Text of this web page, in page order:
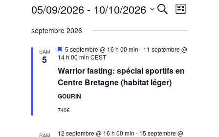
Recherche
navigation
de
Recherche
de
vues
Liste
05/09/2026 - 10/10/2026
une
septembre 2026
SAM
5
Mis
en
5 septembre @ 16 h 00 min - 11 septembre @
14 h 00 min CEST
Warrior fasting: spécial sportifs en
Centre Bretagne (habitat léger)
GOURIN
740€
SAM 12 septembre @ 16 h 00 min - 15 septembre @